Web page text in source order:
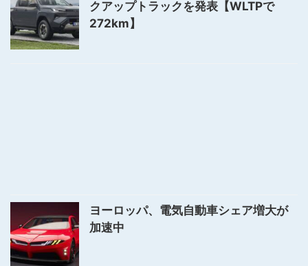
クアップトラックを発表【WLTPで
272km】
ヨーロッパ、電気自動車シェア増大が
加速中